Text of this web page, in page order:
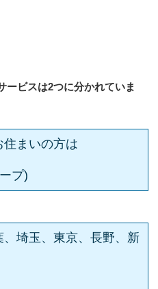
ービスは2つに分かれていま
まいの方は
プ)
埼玉、東京、長野、新